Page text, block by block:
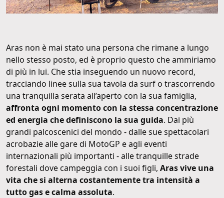
Aras non è mai stato una persona che rimane a lungo
nello stesso posto, ed è proprio questo che ammiriamo
di più in lui. Che stia inseguendo un nuovo record,
tracciando linee sulla sua tavola da surf o trascorrendo
una tranquilla serata all’aperto con la sua famiglia,
affronta ogni momento con la stessa concentrazione
ed energia che definiscono la sua guida. Dai più
grandi palcoscenici del mondo - dalle sue spettacolari
acrobazie alle gare di MotoGP e agli eventi
internazionali più importanti - alle tranquille strade
forestali dove campeggia con i suoi figli, Aras vive una
vita che si alterna costantemente tra intensità a
tutto gas e calma assoluta.